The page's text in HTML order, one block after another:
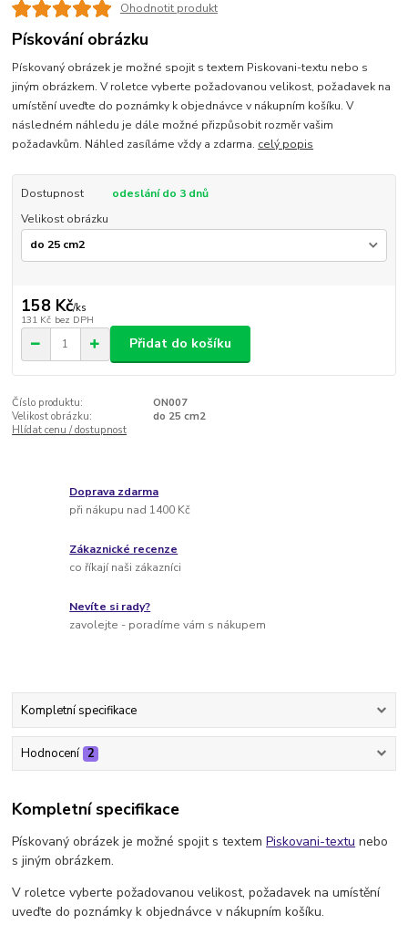
Ohodnotit produkt
Pískování obrázku
Pískovaný obrázek je možné spojit s textem Piskovani-textu nebo s
jiným obrázkem. V roletce vyberte požadovanou velikost, požadavek na
umístění uveďte do poznámky k objednávce v nákupním košíku. V
následném náhledu je dále možné přizpůsobit rozměr vašim
požadavkům. Náhled zasíláme vždy a zdarma. celý popis
Dostupnost
odeslání do 3 dnů
Velikost obrázku
158 Kč/ks
131 Kč bez DPH
Přidat do košíku
Číslo produktu:
ON007
Velikost obrázku:
do 25 cm2
Hlídat cenu / dostupnost
Doprava zdarma
při nákupu nad 1400 Kč
Zákaznické recenze
co říkají naši zákazníci
Nevíte si rady?
zavolejte - poradíme vám s nákupem
Kompletní specifikace
Hodnocení 2
Kompletní specifikace
Pískovaný obrázek je možné spojit s textemPiskovani-textu nebo
s jiným obrázkem.
V roletce vyberte požadovanou velikost, požadavek na umístění
uveďte do poznámky k objednávce v nákupním košíku.